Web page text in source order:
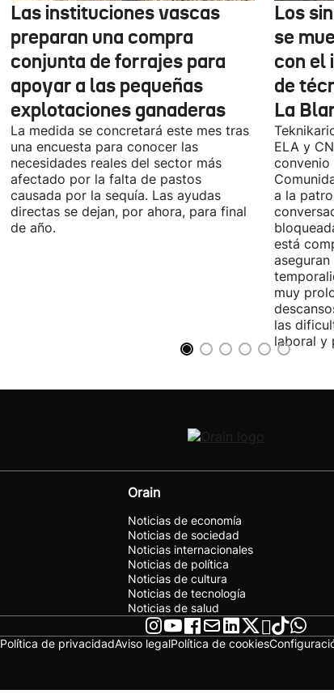
Las instituciones vascas
preparan una compra
conjunta de forrajes para
apoyar a las pequeñas
explotaciones ganaderas
La medida se concretará este mes tras
una encuesta para conocer las
necesidades reales del sector más
afectado por la falta de pastos
causada por la sequía. Las ayudas
directas se dejan, por ahora, para final
de año.
Los
se
con el
de
La
ELA y
convenio
a la
está
muy
las
laboral y
Orain
Noticias de economía
Noticias de sociedad
Noticias internacionales
Noticias de política
Noticias de cultura
Noticias de tecnología
Noticias de salud
Política de privacidadAviso legalPolítica de cookies